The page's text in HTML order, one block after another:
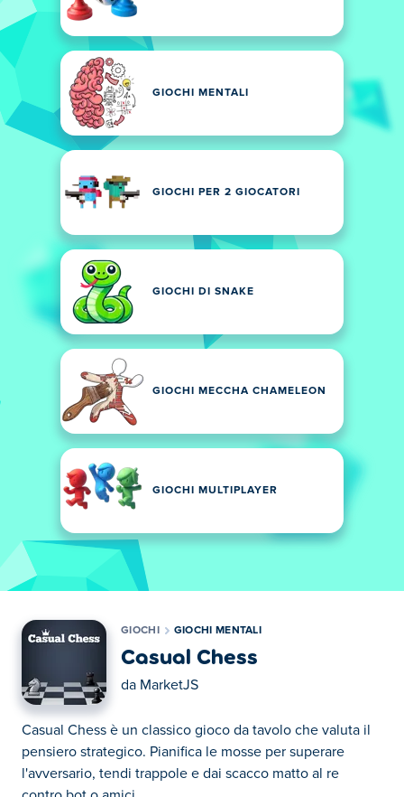
GIOCHI MENTALI
GIOCHI PER 2 GIOCATORI
GIOCHI DI SNAKE
GIOCHI MECCHA CHAMELEON
GIOCHI MULTIPLAYER
GIOCHI GIOCHI MENTALI
Casual Chess
da MarketJS
Casual Chess è un classico gioco da tavolo che valuta il
pensiero strategico. Pianifica le mosse per superare
l'avversario, tendi trappole e dai scacco matto al re